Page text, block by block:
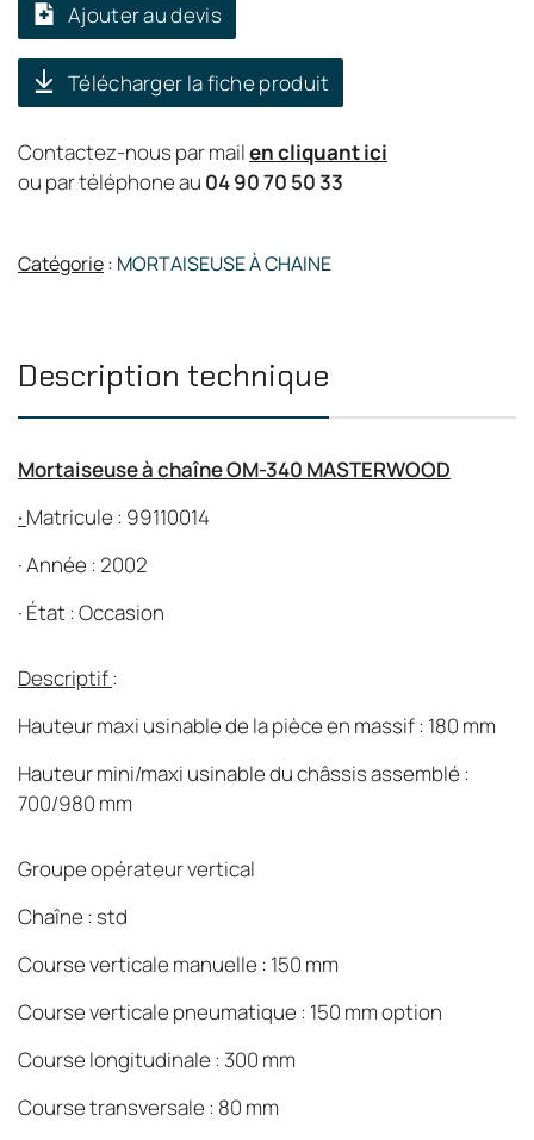
Ajouter au devis
Télécharger la fiche produit
Contactez-nous par mailen cliquant ici
ou par téléphone au 04 90 70 50 33
Catégorie: MORTAISEUSE À CHAINE
Description technique
Mortaiseuse à chaîne OM-340 MASTERWOOD
·Matricule : 99110014
·Année : 2002
· État : Occasion
Descriptif:
Hauteur maxi usinable de la pièce en massif : 180 mm
Hauteur mini/maxi usinable du châssis assemblé :
700/980 mm
Groupe opérateur vertical
Chaîne : std
Course verticale manuelle : 150 mm
Course verticale pneumatique : 150 mm option
Course longitudinale : 300 mm
Course transversale : 80 mm